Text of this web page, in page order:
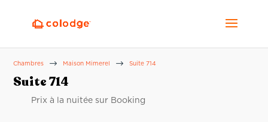
Chambres $ Maison Mimerel $ Suite 714
Suite 714
Prix à la nuitée sur Booking